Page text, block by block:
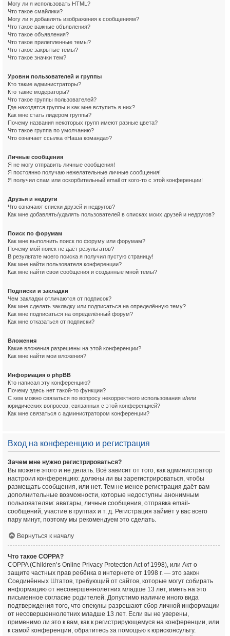
Могу ли я использовать HTML?
Что такое смайлики?
Могу ли я добавлять изображения к сообщениям?
Что такое важные объявления?
Что такое объявления?
Что такое прилепленные темы?
Что такое закрытые темы?
Что такое значки тем?
Уровни пользователей и группы
Кто такие администраторы?
Кто такие модераторы?
Что такое группы пользователей?
Где находятся группы и как мне вступить в них?
Как мне стать лидером группы?
Почему названия некоторых групп имеют разные цвета?
Что такое группа по умолчанию?
Что означает ссылка «Наша команда»?
Личные сообщения
Я не могу отправить личные сообщения!
Я постоянно получаю нежелательные личные сообщения!
Я получил спам или оскорбительный email от кого-то с этой конференции!
Друзья и недруги
Что означают списки друзей и недругов?
Как мне добавлять/удалять пользователей в списках моих друзей и недругов?
Поиск по форумам
Как мне выполнить поиск по форуму или форумам?
Почему мой поиск не даёт результатов?
В результате моего поиска я получил пустую страницу!
Как мне найти пользователя конференции?
Как мне найти свои сообщения и созданные мной темы?
Подписки и закладки
Чем закладки отличаются от подписок?
Как мне сделать закладку или подписаться на определённую тему?
Как мне подписаться на определённый форум?
Как мне отказаться от подписки?
Вложения
Какие вложения разрешены на этой конференции?
Как мне найти мои вложения?
Информация о phpBB
Кто написал эту конференцию?
Почему здесь нет такой-то функции?
С кем можно связаться по вопросу некорректного использования и/или
юридических вопросов, связанных с этой конференцией?
Как мне связаться с администратором конференции?
Вход на конференцию и регистрация
Зачем мне нужно регистрироваться?
Вы можете этого и не делать. Всё зависит от того, как администратор
настроил конференцию: должны ли вы зарегистрироваться, чтобы
размещать сообщения, или нет. Тем не менее регистрация даёт вам
дополнительные возможности, которые недоступны анонимным
пользователям: аватары, личные сообщения, отправка email-
сообщений, участие в группах и т. д. Регистрация займёт у вас всего
пару минут, поэтому мы рекомендуем это сделать.
Вернуться к началу
Что такое COPPA?
COPPA (Children’s Online Privacy Protection Act of 1998), или Акт о
защите частных прав ребёнка в интернете от 1998 г. — это закон
Соединённых Штатов, требующий от сайтов, которые могут собирать
информацию от несовершеннолетних младше 13 лет, иметь на это
письменное согласие родителей. Допустимо наличие иного вида
подтверждения того, что опекуны разрешают сбор личной информации
от несовершеннолетних младше 13 лет. Если вы не уверены,
применимо ли это к вам, как к регистрирующемуся на конференции, или
к самой конференции, обратитесь за помощью к юрисконсульту.